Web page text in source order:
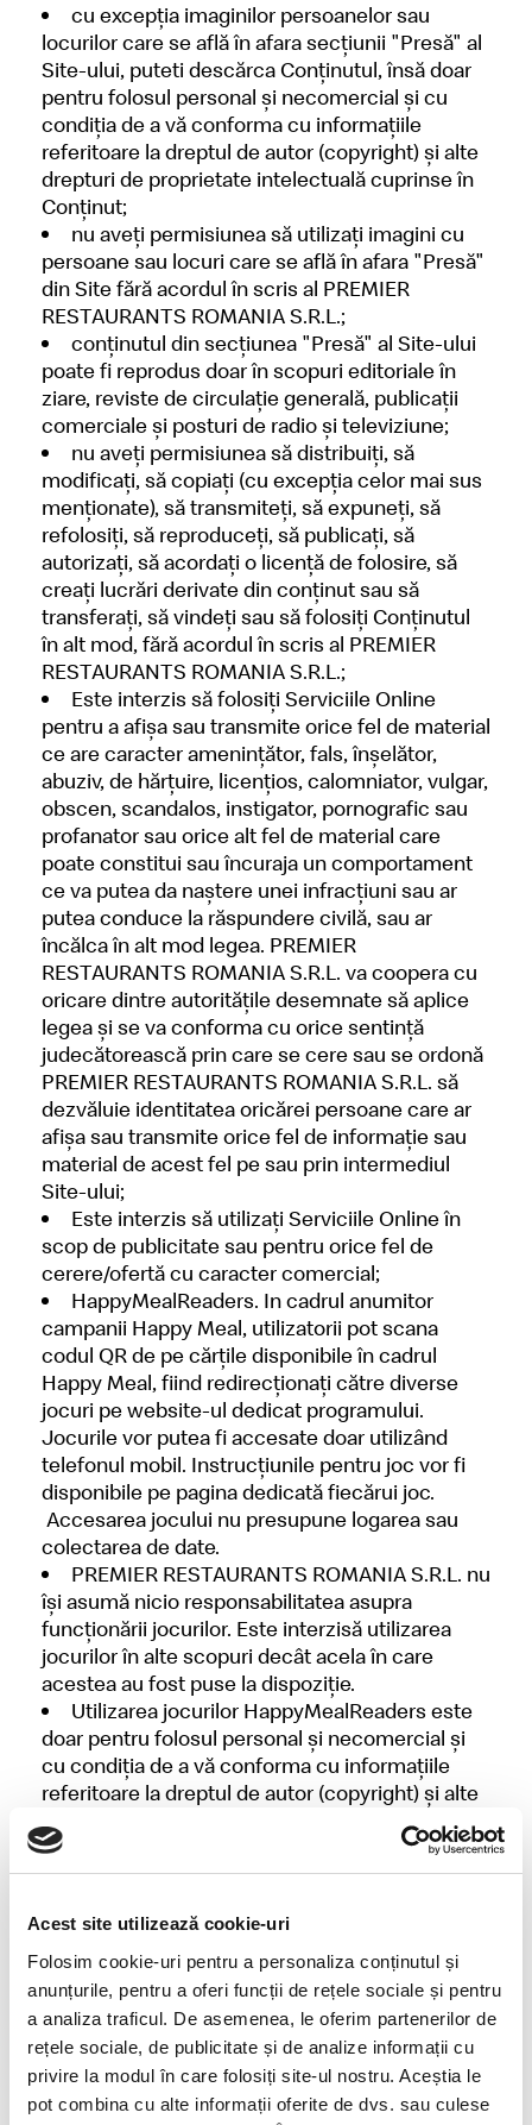
Acest site utilizează cookie-uri
Folosim cookie-uri pentru a personaliza conținutul și
anunțurile, pentru a oferi funcții de rețele sociale și pentru
a analiza traficul. De asemenea, le oferim partenerilor de
rețele sociale, de publicitate și de analize informații cu
privire la modul în care folosiți site-ul nostru. Aceștia le
pot combina cu alte informații oferite de dvs. sau culese
cu excepţia imaginilor persoanelor sau
locurilor care se află în afara secţiunii "Presă" al
Site-ului, puteti descărca Conţinutul, însă doar
pentru folosul personal şi necomercial şi cu
condiţia de a vă conforma cu informaţiile
referitoare la dreptul de autor (copyright) şi alte
drepturi de proprietate intelectuală cuprinse în
Conţinut;
nu aveţi permisiunea să utilizaţi imagini cu
persoane sau locuri care se află în afara "Presă"
din Site fără acordul în scris al PREMIER
RESTAURANTS ROMANIA S.R.L.;
conţinutul din secţiunea "Presă" al Site-ului
poate fi reprodus doar în scopuri editoriale în
ziare, reviste de circulaţie generală, publicaţii
comerciale şi posturi de radio şi televiziune;
nu aveţi permisiunea să distribuiţi, să
modificaţi, să copiaţi (cu excepţia celor mai sus
menţionate), să transmiteţi, să expuneţi, să
refolosiţi, să reproduceţi, să publicaţi, să
autorizaţi, să acordaţi o licenţă de folosire, să
creaţi lucrări derivate din conținut sau să
transferaţi, să vindeţi sau să folosiţi Conţinutul
în alt mod, fără acordul în scris al PREMIER
RESTAURANTS ROMANIA S.R.L.;
Este interzis să folosiţi Serviciile Online
pentru a afişa sau transmite orice fel de material
ce are caracter ameninţător, fals, înşelător,
abuziv, de hărţuire, licenţios, calomniator, vulgar,
obscen, scandalos, instigator, pornografic sau
profanator sau orice alt fel de material care
poate constitui sau încuraja un comportament
ce va putea da naştere unei infracţiuni sau ar
putea conduce la răspundere civilă, sau ar
încălca în alt mod legea. PREMIER
RESTAURANTS ROMANIA S.R.L. va coopera cu
oricare dintre autorităţile desemnate să aplice
legea şi se va conforma cu orice sentinţă
judecătorească prin care se cere sau se ordonă
PREMIER RESTAURANTS ROMANIA S.R.L. să
dezvăluie identitatea oricărei persoane care ar
afişa sau transmite orice fel de informaţie sau
material de acest fel pe sau prin intermediul
Site-ului;
Este interzis să utilizaţi Serviciile Online în
scop de publicitate sau pentru orice fel de
cerere/ofertă cu caracter comercial;
HappyMealReaders. In cadrul anumitor
campanii Happy Meal, utilizatorii pot scana
codul QR de pe cărțile disponibile în cadrul
Happy Meal, fiind redirecționați către diverse
jocuri pe website-ul dedicat programului.
Jocurile vor putea fi accesate doar utilizând
telefonul mobil. Instrucțiunile pentru joc vor fi
disponibile pe pagina dedicată fiecărui joc.
Accesarea jocului nu presupune logarea sau
colectarea de date.
PREMIER RESTAURANTS ROMANIA S.R.L. nu
își asumă nicio responsabilitatea asupra
funcționării jocurilor. Este interzisă utilizarea
jocurilor în alte scopuri decât acela în care
acestea au fost puse la dispoziție.
Utilizarea jocurilor HappyMealReaders este
doar pentru folosul personal şi necomercial şi
cu condiţia de a vă conforma cu informaţiile
referitoare la dreptul de autor (copyright) şi alte
drepturi de proprietate intelectuală cuprinse în
Conţinut.
4. Confidenţialitate
Orice date cu caracter personal precum: numele, adresa,
numărul de telefon sau adresa de e-mail a dumneavoastră
pe care le transmiteţi pe Site prin poştă electronică sau
prin altă modalitate, vor fi folosite în conformitate cu
Politica de Confidenţialitate. (Accesul se face prin Site).
Orice alt fel de comunicări sau materiale pe care le